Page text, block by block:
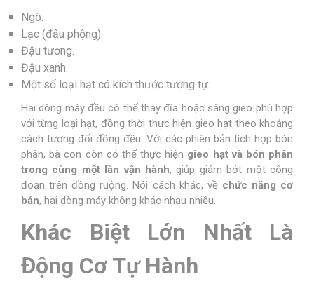
Ngô.
Lạc (đậu phộng).
Đậu tương.
Đậu xanh.
Một số loại hạt có kích thước tương tự.
Hai dòng máy đều có thể thay đĩa hoặc sàng gieo phù hợp
với từng loại hạt, đồng thời thực hiện gieo hạt theo khoảng
cách tương đối đồng đều. Với các phiên bản tích hợp bón
phân, bà con còn có thể thực hiện gieo hạt và bón phân
trong cùng một lần vận hành, giúp giảm bớt một công
đoạn trên đồng ruộng. Nói cách khác, về chức năng cơ
bản, hai dòng máy không khác nhau nhiều.
Khác Biệt Lớn Nhất Là
Động Cơ Tự Hành